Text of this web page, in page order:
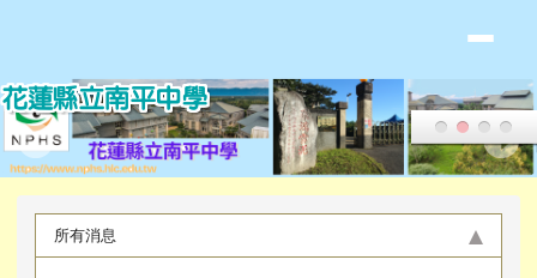
上中區域內容
所有消息
頁尾區域